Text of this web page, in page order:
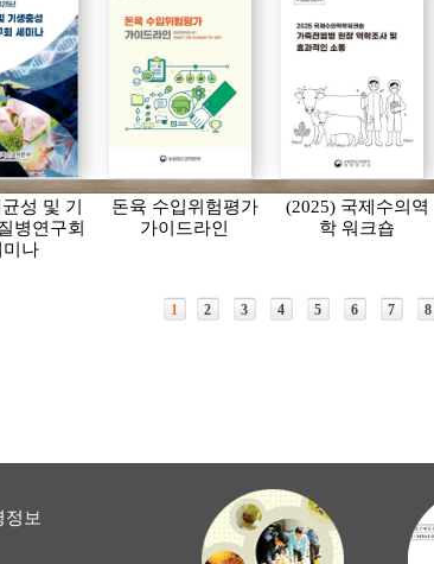
성 및 기
병연구회
미나
돈육 수입위험평가
가이드라인
(2025) 국제수의역
학 워크숍
1 2 3 4 5 6 7 8
정보